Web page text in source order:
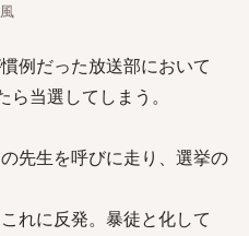
例だった放送部において
当選してしまう。
先生を呼びに走り、選挙の
れに反発。暴徒と化して